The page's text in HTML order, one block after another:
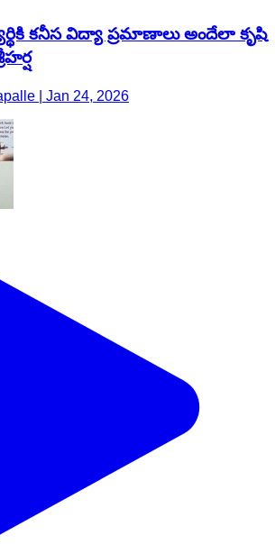
కనీస విద్యా ప్రమాణాలు అందేలా కృషి
| Jan 24, 2026